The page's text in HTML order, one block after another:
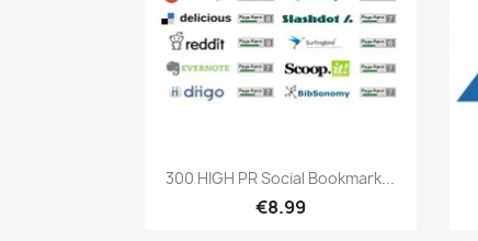
 เปิดหน้าต่างย่อ
300 HIGH PR Social Bookmark...
€8.99